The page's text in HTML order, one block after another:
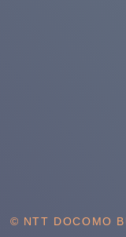
© NTT DOCOMO